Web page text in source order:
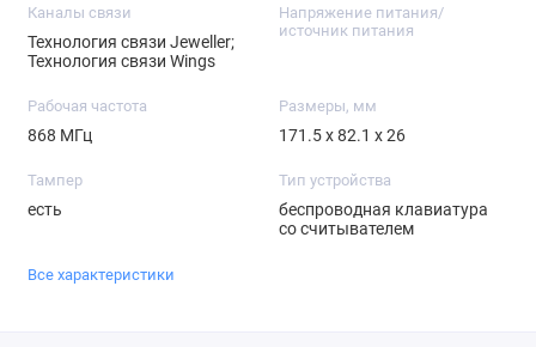
Каналы связи
Технология связи Jeweller;
Технология связи Wings
Напряжение питания/
источник питания
Рабочая частота
868 МГц
Размеры, мм
171.5 x 82.1 x 26
Тампер
есть
Тип устройства
беспроводная клавиатура
со считывателем
Все характеристики